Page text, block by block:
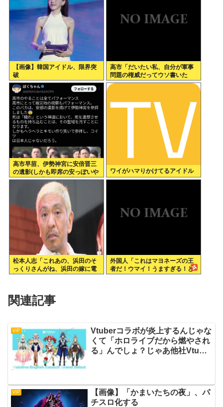
【画像】韓国アイドル、限界突
破
高市「だいたい私、自分が軍事
問題の権威だってウソ書いた
の」
高市早苗、伊勢神宮に安倍晋三
の遺影(しかも即席の安っぽいや
つ)という「穢れ」を持ち込んで
ワイがハマりかけてるアイドル
松本人志「これあの、浜田のそ
っくりさんがね、浜田の嫁に電
外国人「これはマヨネーズの王
者だ！ウマイ！うますぎる！ど
関連記事
VIP
Vtuberコラボが炎上するんじゃな
くて「ホロライブだから燃やされ
る」んでしょ？じゃあ他社Vtuber
VIP
【画像】「かまいたちの夜」、パ
チスロ化する